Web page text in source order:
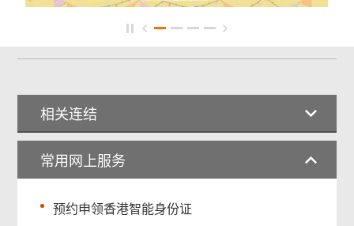
相关连结
常用网上服务
预约申领香港智能身份证